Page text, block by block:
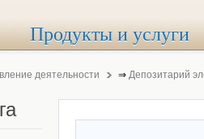
Продукты и услуги
деятельности ⇒ Депозитарий